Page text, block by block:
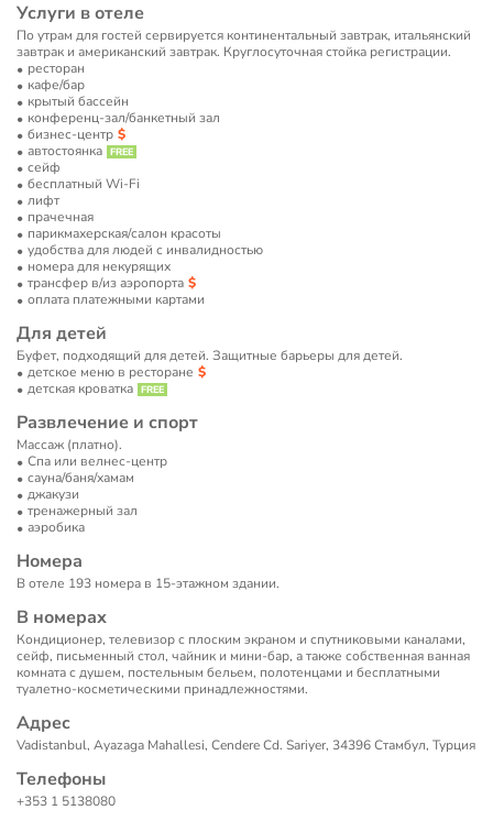
Услуги в отеле
По утрам для гостей сервируется континентальный завтрак, итальянский
завтрак и американский завтрак. Круглосуточная стойка регистрации.
ресторан
кафе/бар
крытый бассейн
конференц-зал/банкетный зал
бизнес-центр
автостоянка
сейф
бесплатный Wi-Fi
лифт
прачечная
парикмахерская/салон красоты
удобства для людей с инвалидностью
номера для некурящих
трансфер в/из аэропорта
оплата платежными картами
Для детей
Буфет, подходящий для детей. Защитные барьеры для детей.
детское меню в ресторане
детская кроватка
Развлечение и спорт
Массаж (платно).
Спа или велнес-центр
сауна/баня/хамам
джакузи
тренажерный зал
аэробика
Номера
В отеле 193 номера в 15-этажном здании.
В номерах
Кондиционер, телевизор с плоским экраном и спутниковыми каналами,
сейф, письменный стол, чайник и мини-бар, а также собственная ванная
комната с душем, постельным бельем, полотенцами и бесплатными
туалетно-косметическими принадлежностями.
Адрес
Vadistanbul, Ayazaga Mahallesi, Cendere Cd. Sariyer, 34396 Стамбул, Турция
Телефоны
+353 1 5138080